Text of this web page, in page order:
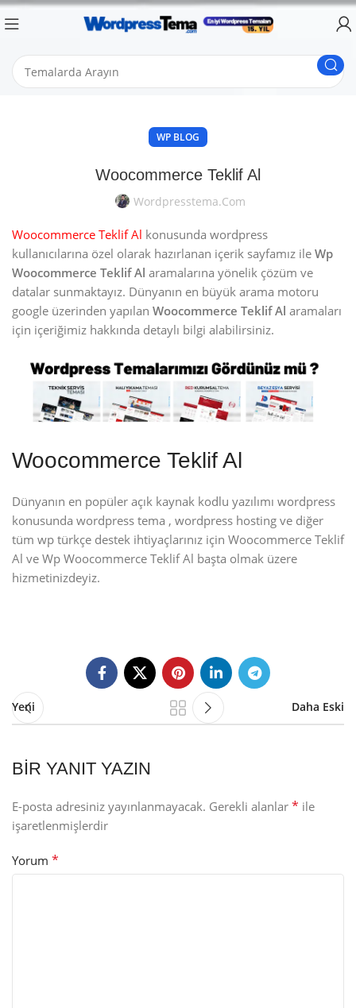
WP BLOG
Woocommerce Teklif Al
Wordpresstema.com
Woocommerce Teklif Al konusunda wordpress
kullanıcılarına özel olarak hazırlanan içerik sayfamız ile Wp
Woocommerce Teklif Al aramalarına yönelik çözüm ve
datalar sunmaktayız. Dünyanın en büyük arama motoru
google üzerinden yapılan Woocommerce Teklif Al aramaları
için içeriğimiz hakkında detaylı bilgi alabilirsiniz.
Woocommerce Teklif Al
Dünyanın en popüler açık kaynak kodlu yazılımı wordpress
konusunda wordpress tema , wordpress hosting ve diğer
tüm wp türkçe destek ihtiyaçlarınız için Woocommerce Teklif
Al ve Wp Woocommerce Teklif Al başta olmak üzere
hizmetinizdeyiz.
Yeni Daha Eski
BIR YANIT YAZIN
E-posta adresiniz yayınlanmayacak. Gerekli alanlar * ile
işaretlenmişlerdir
Yorum *